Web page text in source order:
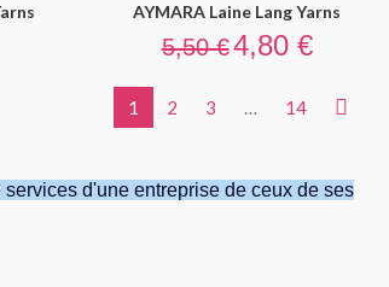
d'une entreprise de ceux de ses
AYMARA Laine Lang Yarns
Prix de base
5,50 € Prix
4,80 €
1 2 3 … 14 